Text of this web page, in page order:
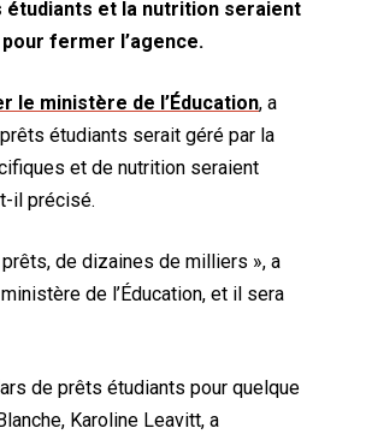
étudiants et la nutrition seraient
fermer l’agence.
le ministère de l’Éducation, a
étudiants serait géré par la
et de nutrition seraient
il précisé.
de dizaines de milliers », a
de l’Éducation, et il sera
de prêts étudiants pour quelque
Karoline Leavitt, a